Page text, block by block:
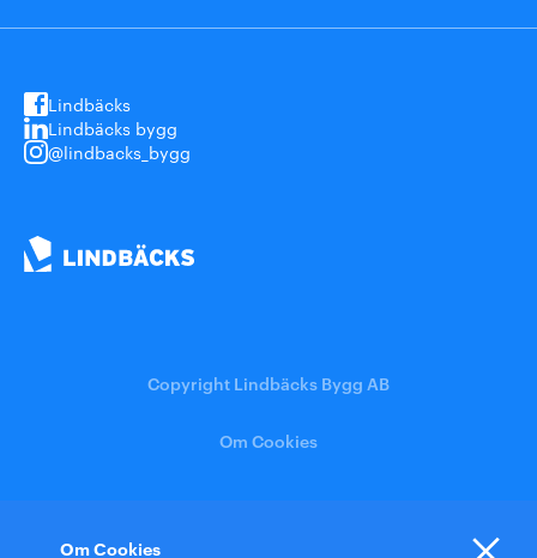
Om Cookies
Lindbäcks
Lindbäcks bygg
@lindbacks_bygg
Copyright Lindbäcks Bygg AB
Om Cookies